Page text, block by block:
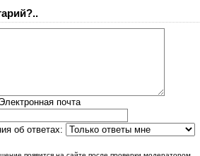
Электронная почта
об ответах: